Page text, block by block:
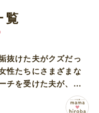
覧
抜けた夫がクズだっ
性たちにさまざまな
チを受けた夫が、垢
果をジワジワと実感し